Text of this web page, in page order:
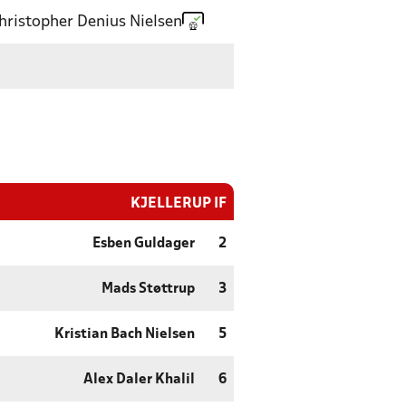
Denius Nielsen
KJELLERUP IF
Esben Guldager 2
Mads Støttrup 3
Kristian Bach Nielsen 5
Alex Daler Khalil 6